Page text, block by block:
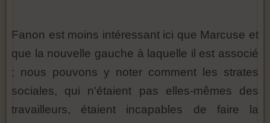
Fanon est moins intéressant ici que Marcuse et
que la nouvelle gauche à laquelle il est associé
; nous pouvons y noter comment les strates
sociales, qui n'étaient pas elles-mêmes des
travailleurs, étaient incapables de faire la